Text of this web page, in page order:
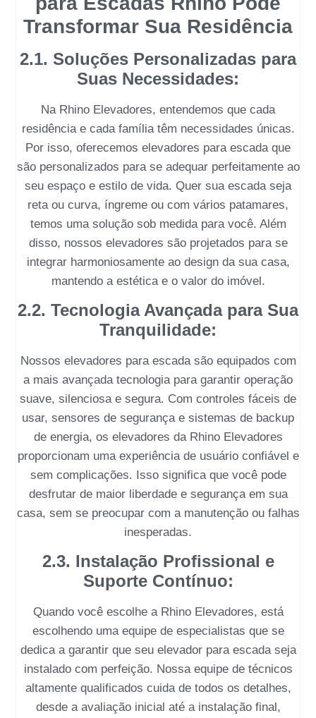
Transformar Sua Residência
2.1. Soluções Personalizadas para
Suas Necessidades:
Na Rhino Elevadores, entendemos que cada
residência e cada família têm necessidades únicas.
Por isso, oferecemos elevadores para escada que
são personalizados para se adequar perfeitamente ao
seu espaço e estilo de vida. Quer sua escada seja
reta ou curva, íngreme ou com vários patamares,
temos uma solução sob medida para você. Além
disso, nossos elevadores são projetados para se
integrar harmoniosamente ao design da sua casa,
mantendo a estética e o valor do imóvel.
2.2. Tecnologia Avançada para Sua
Tranquilidade:
Nossos elevadores para escadasão equipados com
a mais avançada tecnologia para garantir operação
suave, silenciosa e segura. Com controles fáceis de
usar, sensores de segurança e sistemas de backup
de energia, os elevadores da Rhino Elevadores
proporcionam uma experiência de usuário confiável e
sem complicações. Isso significa que você pode
desfrutar de maior liberdade e segurança em sua
casa, sem se preocupar com a manutenção ou falhas
inesperadas.
2.3. Instalação Profissional e
Suporte Contínuo:
Quando você escolhe a Rhino Elevadores, está
escolhendo uma equipe de especialistas que se
dedica a garantir que seu elevador para escadaseja
instalado com perfeição. Nossa equipe de técnicos
altamente qualificados cuida de todos os detalhes,
desde a avaliação inicial até a instalação final,